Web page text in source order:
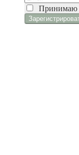
Принимаю